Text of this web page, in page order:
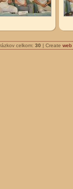
celkom: 30 | Create web